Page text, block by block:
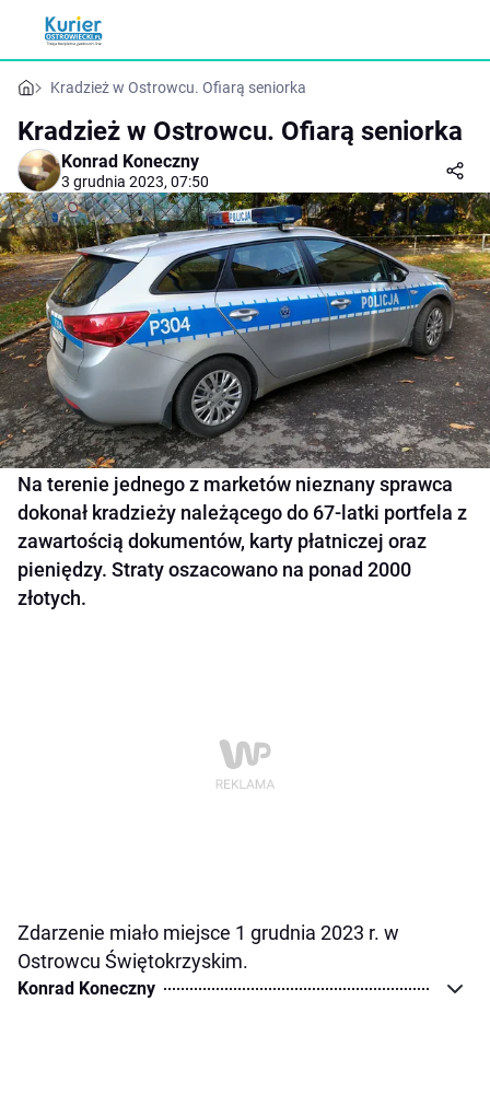
Kradzież w Ostrowcu. Ofiarą seniorka
Kradzież w Ostrowcu. Ofiarą seniorka
Konrad Koneczny
3 grudnia 2023, 07:50
Na terenie jednego z marketów nieznany sprawca
dokonał kradzieży należącego do 67-latki portfela z
zawartością dokumentów, karty płatniczej oraz
pieniędzy. Straty oszacowano na ponad 2000
złotych.
Zdarzenie miało miejsce 1 grudnia 2023 r. w
Ostrowcu Świętokrzyskim.
Konrad Koneczny